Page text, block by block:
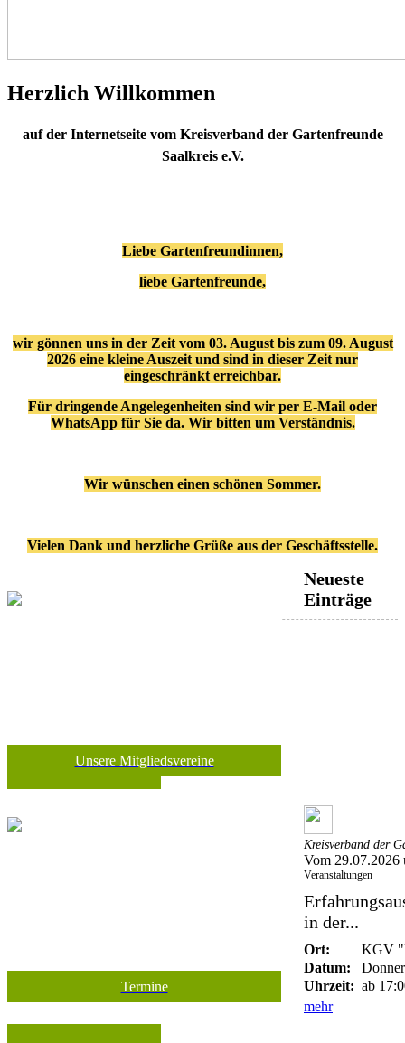
Herzlich Willkommen
auf der Internetseite vom Kreisverband der Gartenfreunde
Saalkreis e.V.
Liebe Gartenfreundinnen,
liebe Gartenfreunde,
wir gönnen uns in der Zeit vom 03. August bis zum 09. August
2026 eine kleine Auszeit und sind in dieser Zeit nur
eingeschränkt erreichbar.
Für dringende Angelegenheiten sind wir per E-Mail oder
WhatsApp für Sie da. Wir bitten um Verständnis.
Wir wünschen einen schönen Sommer.
Vielen Dank und herzliche Grüße aus der Geschäftsstelle.
Unsere Mitgliedsvereine
Termine
Neueste
Einträge
Kreisverband der
Vom 29.07.2026
Veranstaltungen
in der...
Ort:
KGV
Datum:
Uhrzeit: ab
mehr